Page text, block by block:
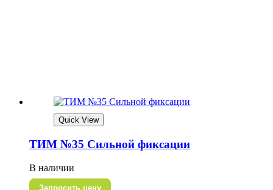
Quick View
ТИМ №35 Сильной фиксации
В наличии
Запросить цену